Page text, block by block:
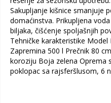
Sakupljanje kišnice smanjuje
domaćinstva. Prikupljena
biljaka, čišćenje spoljašnjih
Tehničke karakteristike Model
Zapremina 500 l Prečnik 80
koroziju Boja zelena Oprema
poklopac sa rajsferšlusom, 6